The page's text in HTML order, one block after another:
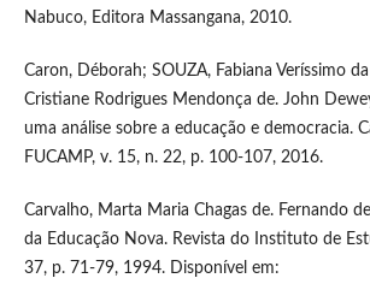
Nabuco, Editora Massangana, 2010.
Caron, Déborah; SOUZA, Fabiana Veríssimo
Cristiane Rodrigues Mendonça de. John
uma análise sobre a educação e democracia.
FUCAMP, v. 15, n. 22, p. 100-107, 2016.
Carvalho, Marta Maria Chagas de. Fernando
da Educação Nova. Revista do Instituto de
37, p. 71-79, 1994. Disponível em: